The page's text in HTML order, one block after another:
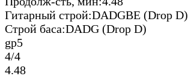
Гитарный строй:DADGBE (Drop D)
Строй баса:DADG (Drop D)
gp5
4/4
4.48